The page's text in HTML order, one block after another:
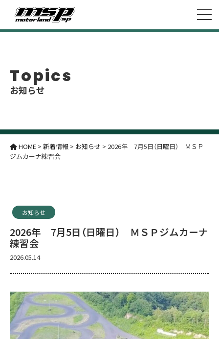
Topics
お知らせ
HOME > 新着情報 > お知らせ > 2026年 7月5日（日曜日） ＭＳＰ
ジムカーナ練習会
お知らせ
2026年 7月5日（日曜日） ＭＳＰジムカーナ
練習会
2026.05.14